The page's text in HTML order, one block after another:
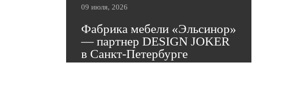
09 июля, 2026
Фабрика мебели «Эльсинор»
— партнер DESIGN JOKER
в Санкт-Петербурге